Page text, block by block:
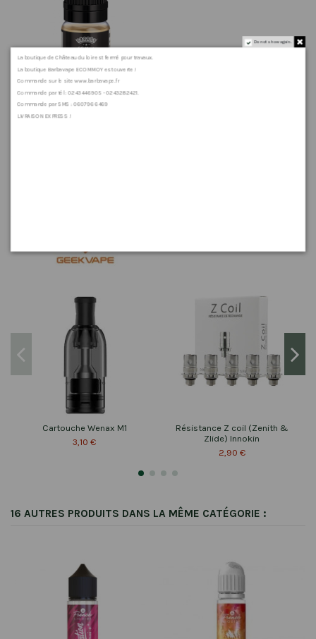
Cartouche Wenax M1
3,10 €
Résistance Z coil (Zenith &
Zlide) Innokin
2,90 €
16 AUTRES PRODUITS DANS LA MÊME CATÉGORIE :
Do not show again.
La boutique de Château du loir est fermé pour travaux.
La boutique Barbavape ECOMMOY est ouverte !
Commande sur le site www.barbavape.fr
Commande par tél : 0243446905 - 0243282421.
Commande par SMS : 0607966469
LIVRAISON EXPRESS !